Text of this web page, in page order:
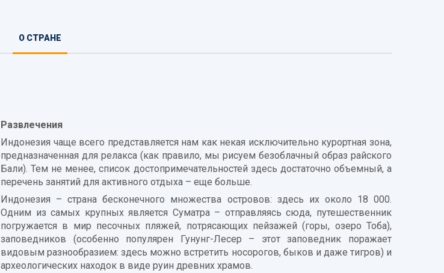
О СТРАНЕ
Развлечения
Индонезия чаще всего представляется нам как некая исключительно курортная зона,
предназначенная для релакса (как правило, мы рисуем безоблачный образ райского
Бали). Тем не менее, список достопримечательностей здесь достаточно объемный, а
перечень занятий для активного отдыха – еще больше.
Индонезия – страна бесконечного множества островов: здесь их около 18 000.
Одним из самых крупных является Суматра – отправляясь сюда, путешественник
погружается в мир песочных пляжей, потрясающих пейзажей (горы, озеро Тоба),
заповедников (особенно популярен Гунунг-Лесер – этот заповедник поражает
видовым разнообразием: здесь можно встретить носорогов, быков и даже тигров) и
археологических находок в виде руин древних храмов.